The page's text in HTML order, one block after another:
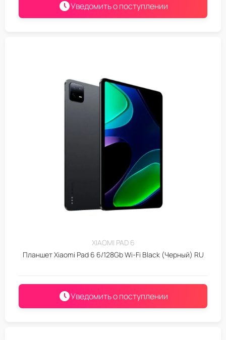
Уведомить о поступлении
XIAOMI PAD 6
Планшет Xiaomi Pad 6 6/128Gb Wi-Fi Black (Черный) RU
Уведомить о поступлении